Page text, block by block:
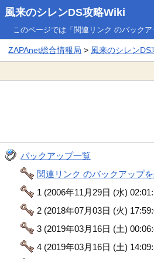
風来のシレンDS攻略Wiki
このページでは「関連リンク のバック
ZAPAnet総合情報局 > 風来のシレンDS
バックアップ一覧
関連リンク のバックアップ
1 (2006年11月29日 (水)
2 (2018年07月03日 (火)
3 (2019年03月16日 (土)
4 (2019年03月16日 (土)